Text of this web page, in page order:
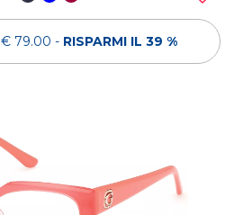
€ 79.00 - RISPARMI IL 39 %